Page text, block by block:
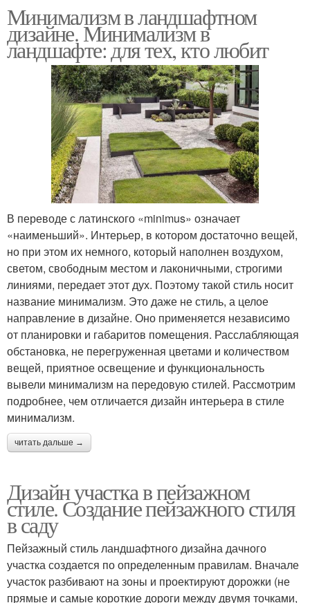
Минимализм в ландшафтном
дизайне. Минимализм в
ландшафте: для тех, кто любит
В переводе с латинского «minimus» означает
«наименьший». Интерьер, в котором достаточно вещей,
но при этом их немного, который наполнен воздухом,
светом, свободным местом и лаконичными, строгими
линиями, передает этот дух. Поэтому такой стиль носит
название минимализм. Это даже не стиль, а целое
направление в дизайне. Оно применяется независимо
от планировки и габаритов помещения. Расслабляющая
обстановка, не перегруженная цветами и количеством
вещей, приятное освещение и функциональность
вывели минимализм на передовую стилей. Рассмотрим
подробнее, чем отличается дизайн интерьера в стиле
минимализм.
читать дальше →
Дизайн участка в пейзажном
стиле. Создание пейзажного стиля
в саду
Пейзажный стиль ландшафтного дизайна дачного
участка создается по определенным правилам. Вначале
участок разбивают на зоны и проектируют дорожки (не
прямые и самые короткие дороги между двумя точками,